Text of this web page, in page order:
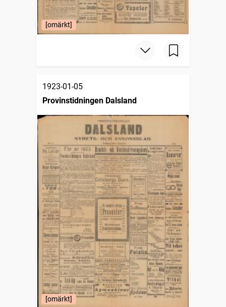
[omärkt]
1923-01-05
Provinstidningen Dalsland
[omärkt]